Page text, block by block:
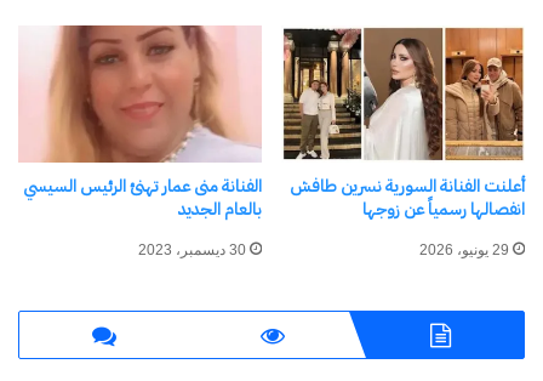
توصيات اللجنة الاستشارية
النسائية واستعراض رؤية
المشروع في الاجتماع التعريفي
الأول
أعلنت الفنانة السورية نسرين طافش
انفصالها رسمياً عن زوجها
29 يونيو، 2026
الفنانة منى عمار تهنئ الرئيس السيسي
بالعام الجديد
30 ديسمبر، 2023